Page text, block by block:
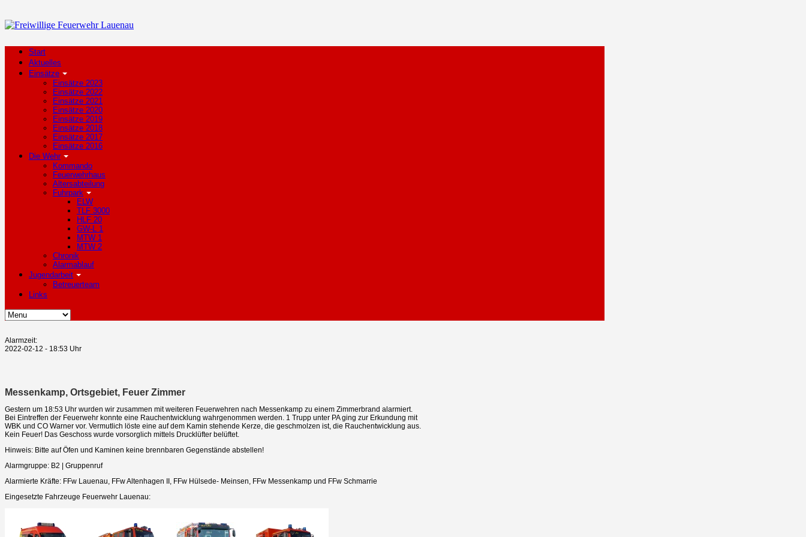
Start
Aktuelles
Einsätze
Einsätze 2023
Einsätze 2022
Einsätze 2021
Einsätze 2020
Einsätze 2019
Einsätze 2018
Einsätze 2017
Einsätze 2016
Die Wehr
Kommando
Feuerwehrhaus
Altersabteilung
Fuhrpark
ELW
TLF 3000
HLF 20
GW-L 1
MTW 1
MTW 2
Chronik
Alarmablauf
Jugendarbeit
Betreuerteam
Links
Alarmzeit:
2022-02-12 - 18:53 Uhr
Messenkamp, Ortsgebiet, Feuer Zimmer
Gestern um 18:53 Uhr wurden wir zusammen mit weiteren Feuerwehren nach Messenkamp zu einem Zimmerbrand alarmiert.
Bei Eintreffen der Feuerwehr konnte eine Rauchentwicklung wahrgenommen werden. 1 Trupp unter PA ging zur Erkundung mit
WBK und CO Warner vor. Vermutlich löste eine auf dem Kamin stehende Kerze, die geschmolzen ist, die Rauchentwicklung aus.
Kein Feuer! Das Geschoss wurde vorsorglich mittels Drucklüfter belüftet.
Hinweis: Bitte auf Öfen und Kaminen keine brennbaren Gegenstände abstellen!
Alarmgruppe: B2 | Gruppenruf
Alarmierte Kräfte: FFw Lauenau, FFw Altenhagen II, FFw Hülsede- Meinsen, FFw Messenkamp und FFw Schmarrie
Eingesetzte Fahrzeuge Feuerwehr Lauenau: